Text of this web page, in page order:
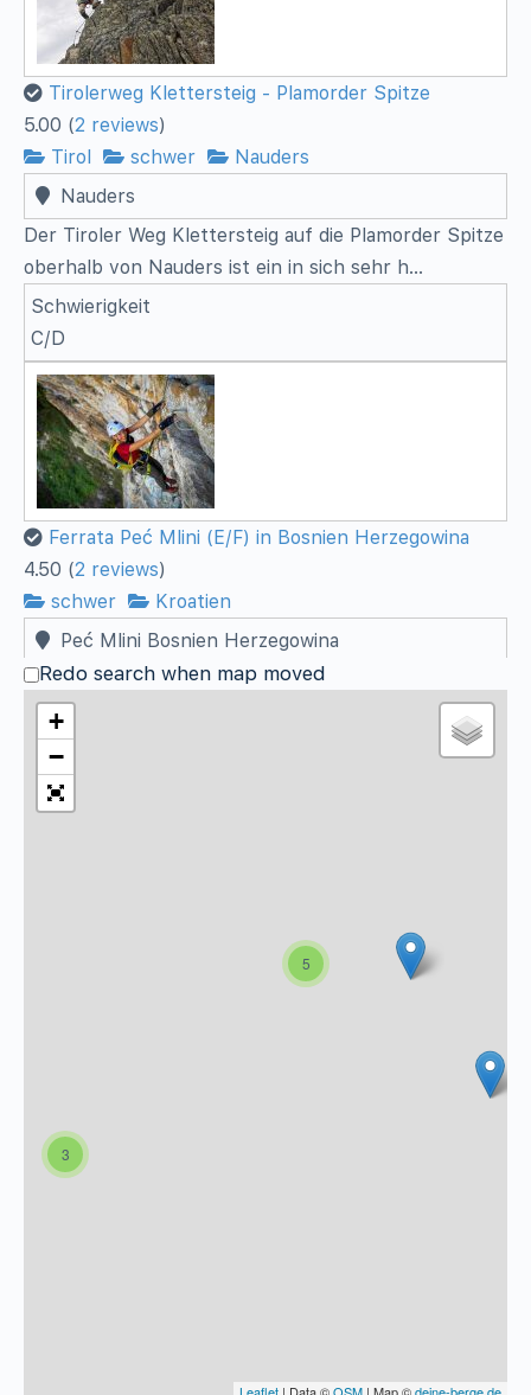
Tirolerweg Klettersteig - Plamorder Spitze
5.00 (2 reviews)
Tirol
schwer
Nauders
Nauders
Der Tiroler Weg Klettersteig auf die Plamorder Spitze
oberhalb von Nauders ist ein in sich sehr h...
Schwierigkeit
C/D
Ferrata Peć Mlini (E/F) in Bosnien Herzegowina
4.50 (2 reviews)
schwer
Kroatien
Peć Mlini Bosnien Herzegowina
Der Klettersteig verläuft entlang des etwa 150 Meter
hohen Cvitanja-Felsen und der Klettersteig s...
Schwierigkeit
E/F
Sarche, Trentino, Italien
Die Via Ferrata Pisetta ist seit Jahren das Maß aller
Redo search when map moved
3
5
+
−